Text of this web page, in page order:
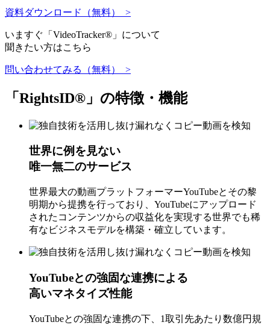
資料ダウンロード（無料） >
いますぐ「VideoTracker®」について
聞きたい方はこちら
問い合わせてみる（無料） >
「RightsID®」の特徴・機能
世界に例を見ない
唯一無二のサービス
世界最大の動画プラットフォーマーYouTubeとその黎
明期から提携を行っており、YouTubeにアップロード
されたコンテンツからの収益化を実現する世界でも稀
有なビジネスモデルを構築・確立しています。
YouTubeとの強固な連携による
高いマネタイズ性能
YouTubeとの強固な連携の下、1取引先あたり数億円規